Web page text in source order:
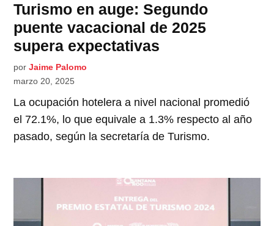
Turismo en auge: Segundo
puente vacacional de 2025
supera expectativas
por Jaime Palomo
marzo 20, 2025
La ocupación hotelera a nivel nacional promedió
el 72.1%, lo que equivale a 1.3% respecto al año
pasado, según la secretaría de Turismo.